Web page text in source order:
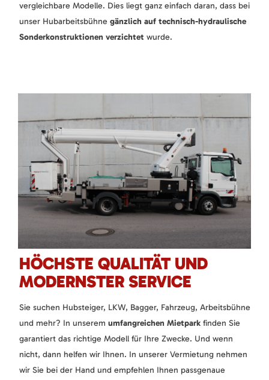
vergleichbare Modelle. Dies liegt ganz einfach daran, dass bei
unser Hubarbeitsbühne gänzlich auf technisch-hydraulische
Sonderkonstruktionen verzichtet wurde.
HÖCHSTE QUALITÄT UND
MODERNSTER SERVICE
Sie suchen Hubsteiger, LKW, Bagger, Fahrzeug, Arbeitsbühne
und mehr? In unserem umfangreichen Mietpark finden Sie
garantiert das richtige Modell für Ihre Zwecke. Und wenn
nicht, dann helfen wir Ihnen. In unserer Vermietung nehmen
wir Sie bei der Hand und empfehlen Ihnen passgenaue